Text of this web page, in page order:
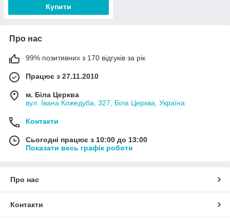
Купити
Про нас
99% позитивних з 170 відгуків за рік
Працює з 27.11.2010
м. Біла Церква
вул. Івана Кожедуба, 327, Біла Церква, Україна
Контакти
Сьогодні працює з 10:00 до 13:00
Показати весь графік роботи
Про нас
Контакти